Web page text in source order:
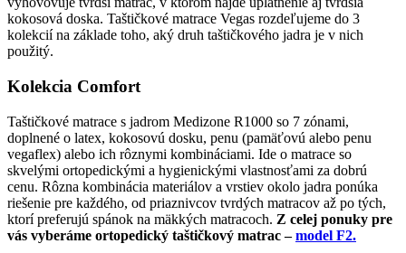
kokosová doska. Taštičkové matrace Vegas rozdeľujeme do 3
kolekcií na základe toho, aký druh taštičkového jadra je v nich
použitý.
Kolekcia Comfort
Taštičkové matrace s jadrom Medizone R1000 so 7 zónami,
doplnené o latex, kokosovú dosku, penu (pamäťovú alebo penu
vegaflex) alebo ich rôznymi kombináciami. Ide o matrace so
skvelými ortopedickými a hygienickými vlastnosťami za dobrú
cenu. Rôzna kombinácia materiálov a vrstiev okolo jadra ponúka
riešenie pre každého, od priaznivcov tvrdých matracov až po tých,
ktorí preferujú spánok na mäkkých matracoch. Z celej ponuky pre
vás vyberáme ortopedický taštičkový matrac –model F2.